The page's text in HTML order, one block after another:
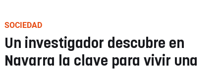
SOCIEDAD
Un investigador descubre en
Navarra la clave para vivir una